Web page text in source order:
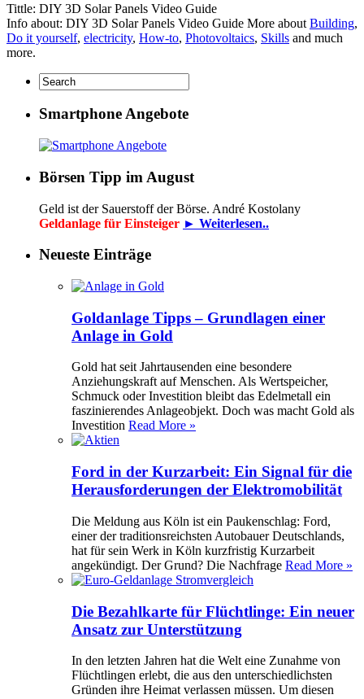
Tittle: DIY 3D Solar Panels Video Guide
Info about: DIY 3D Solar Panels Video Guide More about Building,
Do it yourself, electricity, How-to, Photovoltaics, Skills and much
more.
Smartphone Angebote
Börsen Tipp im August
Geld ist der Sauerstoff der Börse. André Kostolany
Geldanlage für Einsteiger ► Weiterlesen..
Neueste Einträge
Goldanlage Tipps – Grundlagen einer
Anlage in Gold
Gold hat seit Jahrtausenden eine besondere
Anziehungskraft auf Menschen. Als Wertspeicher,
Schmuck oder Investition bleibt das Edelmetall ein
faszinierendes Anlageobjekt. Doch was macht Gold als
Investition Read More »
Ford in der Kurzarbeit: Ein Signal für die
Herausforderungen der Elektromobilität
Die Meldung aus Köln ist ein Paukenschlag: Ford,
einer der traditionsreichsten Autobauer Deutschlands,
hat für sein Werk in Köln kurzfristig Kurzarbeit
angekündigt. Der Grund? Die Nachfrage Read More »
Die Bezahlkarte für Flüchtlinge: Ein neuer
Ansatz zur Unterstützung
In den letzten Jahren hat die Welt eine Zunahme von
Flüchtlingen erlebt, die aus den unterschiedlichsten
Gründen ihre Heimat verlassen müssen. Um diesen